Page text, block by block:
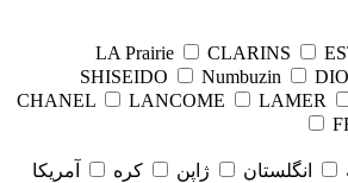
LA Prairie
CLARINS
SHISEIDO
Numbuzin
CHANEL
LANCOME LAMER
انگلستان ژاپن کره
آمریکا